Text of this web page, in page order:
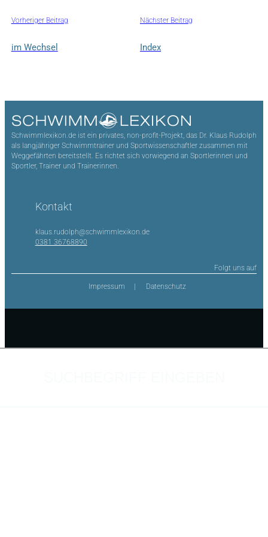
Vorheriger Beitrag
im Wechsel
Nächster Beitrag
Index
Schwimmlexikon.de ist ein privates, non-profit-Projekt, das Dr. Klaus Rudolph
als langjähriger Schwimmtrainer und Sportwissenschaftler zusammen mit
Weggefährten bereitstellt. Es richtet sich vorwiegend an Sportlerinnen und
Sportler, Trainer und Trainerinnen.
Kontakt
klaus.rudolph@schwimmlexikon.de
0381 36768890
Folgt uns auf
Impressum Datenschutz